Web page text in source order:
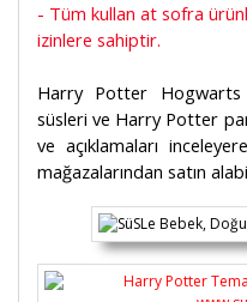
- Tüm kullan at sofra
izinlere sahiptir.
Harry Potter Hogwarts
süsleri ve Harry Potter
ve açıklamaları
mağazalarından satın